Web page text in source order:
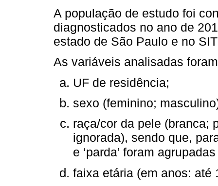
A população de estudo foi
diagnosticados no ano de
estado de São Paulo e no
As variáveis analisadas
UF de residência;
sexo (feminino;
raça/cor da pele (branca;
ignorada), sendo que,
e ‘parda’ foram
faixa etária (em anos: até